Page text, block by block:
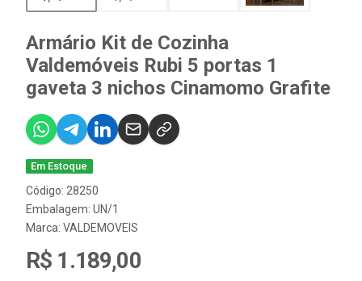
Armário Kit de Cozinha
Valdemóveis Rubi 5 portas 1
gaveta 3 nichos Cinamomo Grafite
Em Estoque
Código: 28250
Embalagem: UN/1
Marca: VALDEMOVEIS
R$ 1.189,00